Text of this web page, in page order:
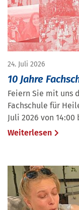
24. Juli 2026
10 Jahre
Feiern Sie mit uns
Fachschule für
Juli 2026 von 14:00
Weiterlesen